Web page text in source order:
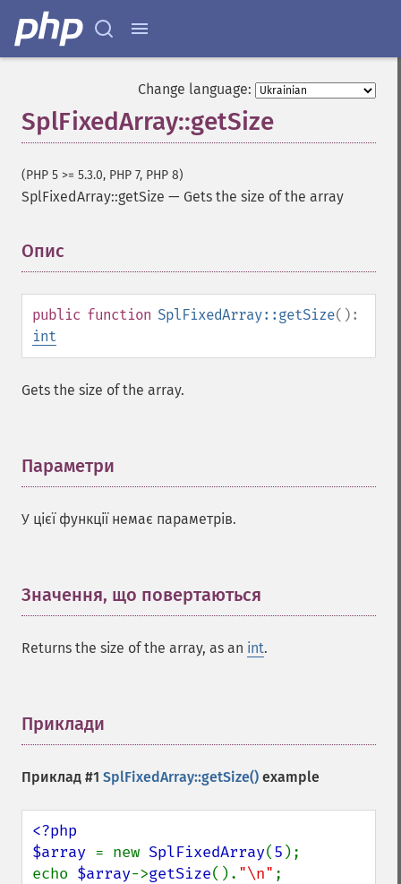
Change language:
SplFixedArray::getSize
(PHP 5 >= 5.3.0, PHP 7, PHP 8)
SplFixedArray::getSize — Gets the size of the array
Опис
public function SplFixedArray::getSize():
int
Gets the size of the array.
Параметри
У цієї функції немає параметрів.
Значення, що повертаються
Returns the size of the array, as an int.
Приклади
Приклад #1 SplFixedArray::getSize() example
<?php
$array = new SplFixedArray(5 );
echo $array->getSize(). "\n"